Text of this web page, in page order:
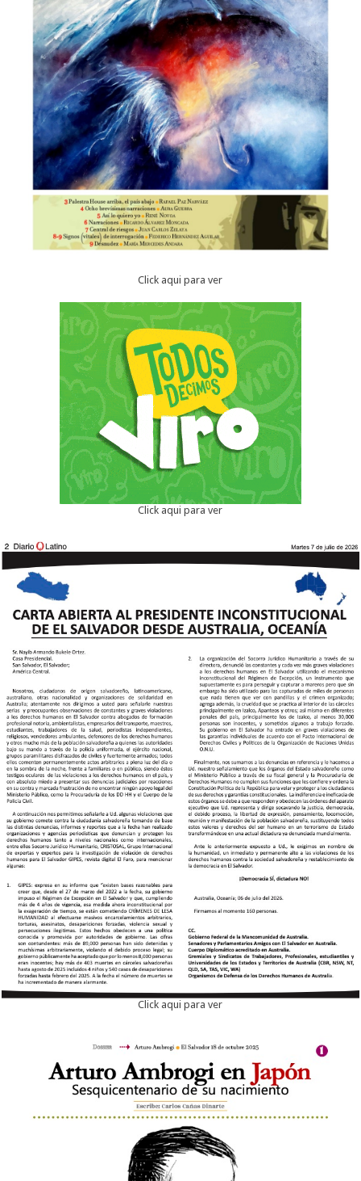
Click aqui para ver
Click aqui para ver
Click aqui para ver